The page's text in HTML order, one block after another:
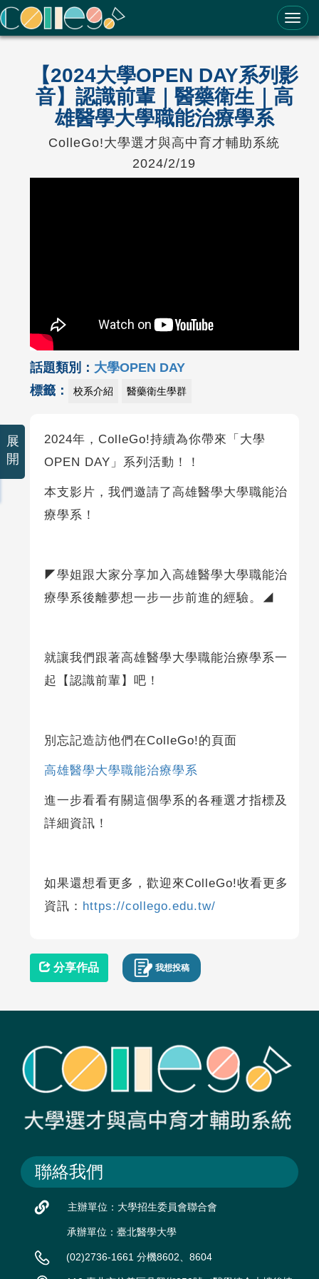
ColleGo! 大學選才與高中育才輔助系統
【2024大學OPEN DAY系列影
音】認識前輩｜醫藥衛生｜高
雄醫學大學職能治療學系
ColleGo!大學選才與高中育才輔助系統
2024/2/19
話題類別： 大學OPEN DAY
標籤：
校系介紹 醫藥衛生學群
2024年，ColleGo!持續為你帶來「大學
OPEN DAY」系列活動！！
本支影片，我們邀請了高雄醫學大學職能治
療學系！
◤學姐跟大家分享加入高雄醫學大學職能治
療學系後離夢想一步一步前進的經驗。◢
就讓我們跟著高雄醫學大學職能治療學系一
起【認識前輩】吧！
別忘記造訪他們在ColleGo!的頁面
高雄醫學大學職能治療學系
進一步看看有關這個學系的各種選才指標及
詳細資訊！
如果還想看更多，歡迎來ColleGo!收看更多
資訊： https://collego.edu.tw/
分享作品 我想投稿
聯絡我們
主辦單位：大學招生委員會聯合會
承辦單位：臺北醫學大學
(02)2736-1661 分機8602、8604
展
開